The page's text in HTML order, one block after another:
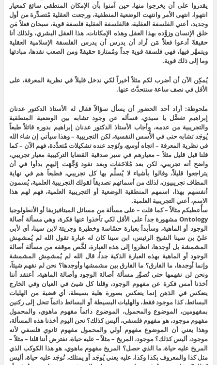
يقدروا على أن يخرجوا منها، حين آمنوا بأن الإمكان المنطقي سائغ كمعيار
انتهوا، انتهى الأمر وانتهت الوضعية المنطقية، ورجعت العقلية مُتصدِّرة من أول
وجديد، أعني الفلسفة العقلية، فالفلسفة العقلية فلسفة قوية، سبحان فعلاً مَن
خلق الإنسان وزوَّده بهذا العقل وهذه الإمكانات، هذا العقل البشري، ولذلك أنا
حقيقةً أدعوا فعلاً مَن أراد أن يدرس أن يدرس الفلسفة الإسلامية العقلية
ويتمهَّر فيها، فهي فلسفة قوية جداً ومُمتازة حقيقةً ومن الصعب نقدها، مبادئها
وما إلى ذلك قوية.
يُمكِن الآن أن أضرب لكم مثلاً أخيراً لكي ندخل قليلاً في نظرية المعرفة، على
الأقل في نصف ساعة سنتحدَّث عنها.
ملحوظة: أراد أحد الحضور أن يسأل سؤالاً فقال له الأستاذ الدكتور عدنان
إبراهيم تفضَّل يا سيدي، فسأله عن وجود تشابه بين الوضعية المنطقية
والتجريبية من عدمه، وأجاب الأستاذ الدكتور عدنان إبراهيم بدوره قائلاً طبعاً
يُوجَد تشابه حتى في الأُسس النفسية، لكن التجريبية – وهذا سيأتي إن شاء الله
في نظرية المعرفة – اتجاه أوسع، وتُوَجد عنده تشكيلات مُتعدِّدة، فهم الآن – كما
قلنا قبل قليل مثلاً – معيارهم في سبر صدقية القضايا التركيبية معيار تجريبي،
واضح أنه تجريبي، لكن بعد مُلاحَقات وبعد نقود وُجِّهَت إليهم بدأوا في أن
يتراجعوا قليلاً، وقالوا بأشياء لا يُسلِّم بها كل تجريبي، فطبعاً هم في نهاية
المطاف تجريبيون، لذلك من أسمائهم تصديقاً لقولك التجريبية العلمية، يُسمون
أنفسهم بهذا، اسمهم المنطقية الوضعية أو التجريبية العلمية، فهم لهم هذا
الاسم، أعني التجريبية العلمية.
سأُعطيكم مثالاً – كما قلت – على مسألة من مسائل الميتافيزيقا أو الأنطولوجيا
Ontology مشهورة جداً على الأقل لكي تأخذوا عنها فكرة، وهي مسألة أصالة
الوجود أو الماهية، وسأبدأ بعبارة حسّاسة وخطيرة وجريئة لابن سينا، أي لأبي
عليّ بن سينا الشيخ الرئيس، ابن سينا كان له عبارة تقول الله لم يُمشمِش
المشمشة بل أوجدها، انظروا إلى هذه العبارة، لخَّص موقفه من مسألة أصالة
الوجود أو الماهية بهذه العبارة الذكية جداً، قال الله لم يُمشمِش المشمشة
وإنما أوجدها، ما الفارق؟ ما الفارق بين مشمشها وأوجدها؟ نحن لم نفهم شيئاً،
ونحن لن نفهمها حتى تُصوِّر مسألة أصالة الوجود وأصالة الماهية، أعتقد أننا
أخذنا أمس فكرة عن مفهوم الوجود، وقلنا كل شيئ في العيان وفي الخارج
ينعكس في الذهن إنما ينعكس بصورة هلية بسيطة، أي قضية من الهليات
البسائط، كذا موجود فقط، والهليات البسيطة أو البسائط دائماً تنحل إلى ركنين
بمفهومين، الموضوع والمحمول، الموضوع دائماً مفهوم ماهوي، والمحمول
مفهوم موجود، هو مفهوم فلسفي، أليس كذلك؟ نحن اليوم أخذنا هذه المسألة،
وهذا يعني أن الموضوع مفهوم أولي والمحمول مفهوم ثانوي فلسفي لأنه
موجود، أليس كذلك؟ موجود، المريخ – مثلاً – عليه حياة، نفترض أننا قلنا – مثلاً –
المريخ عليه حياة، ما الذي حصل؟ المريخ مفهوم ماهوي، هو هذا الكوكب الذي
مثل كذا والمعروف بكذا وكذا، عليه يعني يُوجَد أو يمتلك، تُوجَد عليه حياة، أليس